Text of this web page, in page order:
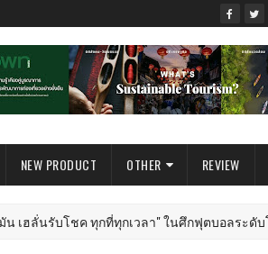
NEW PRODUCT OTHER REVIEW
ชค ทุกที่ทุกเวลา" ในศึกฟุตบอลระดับโลก 2026